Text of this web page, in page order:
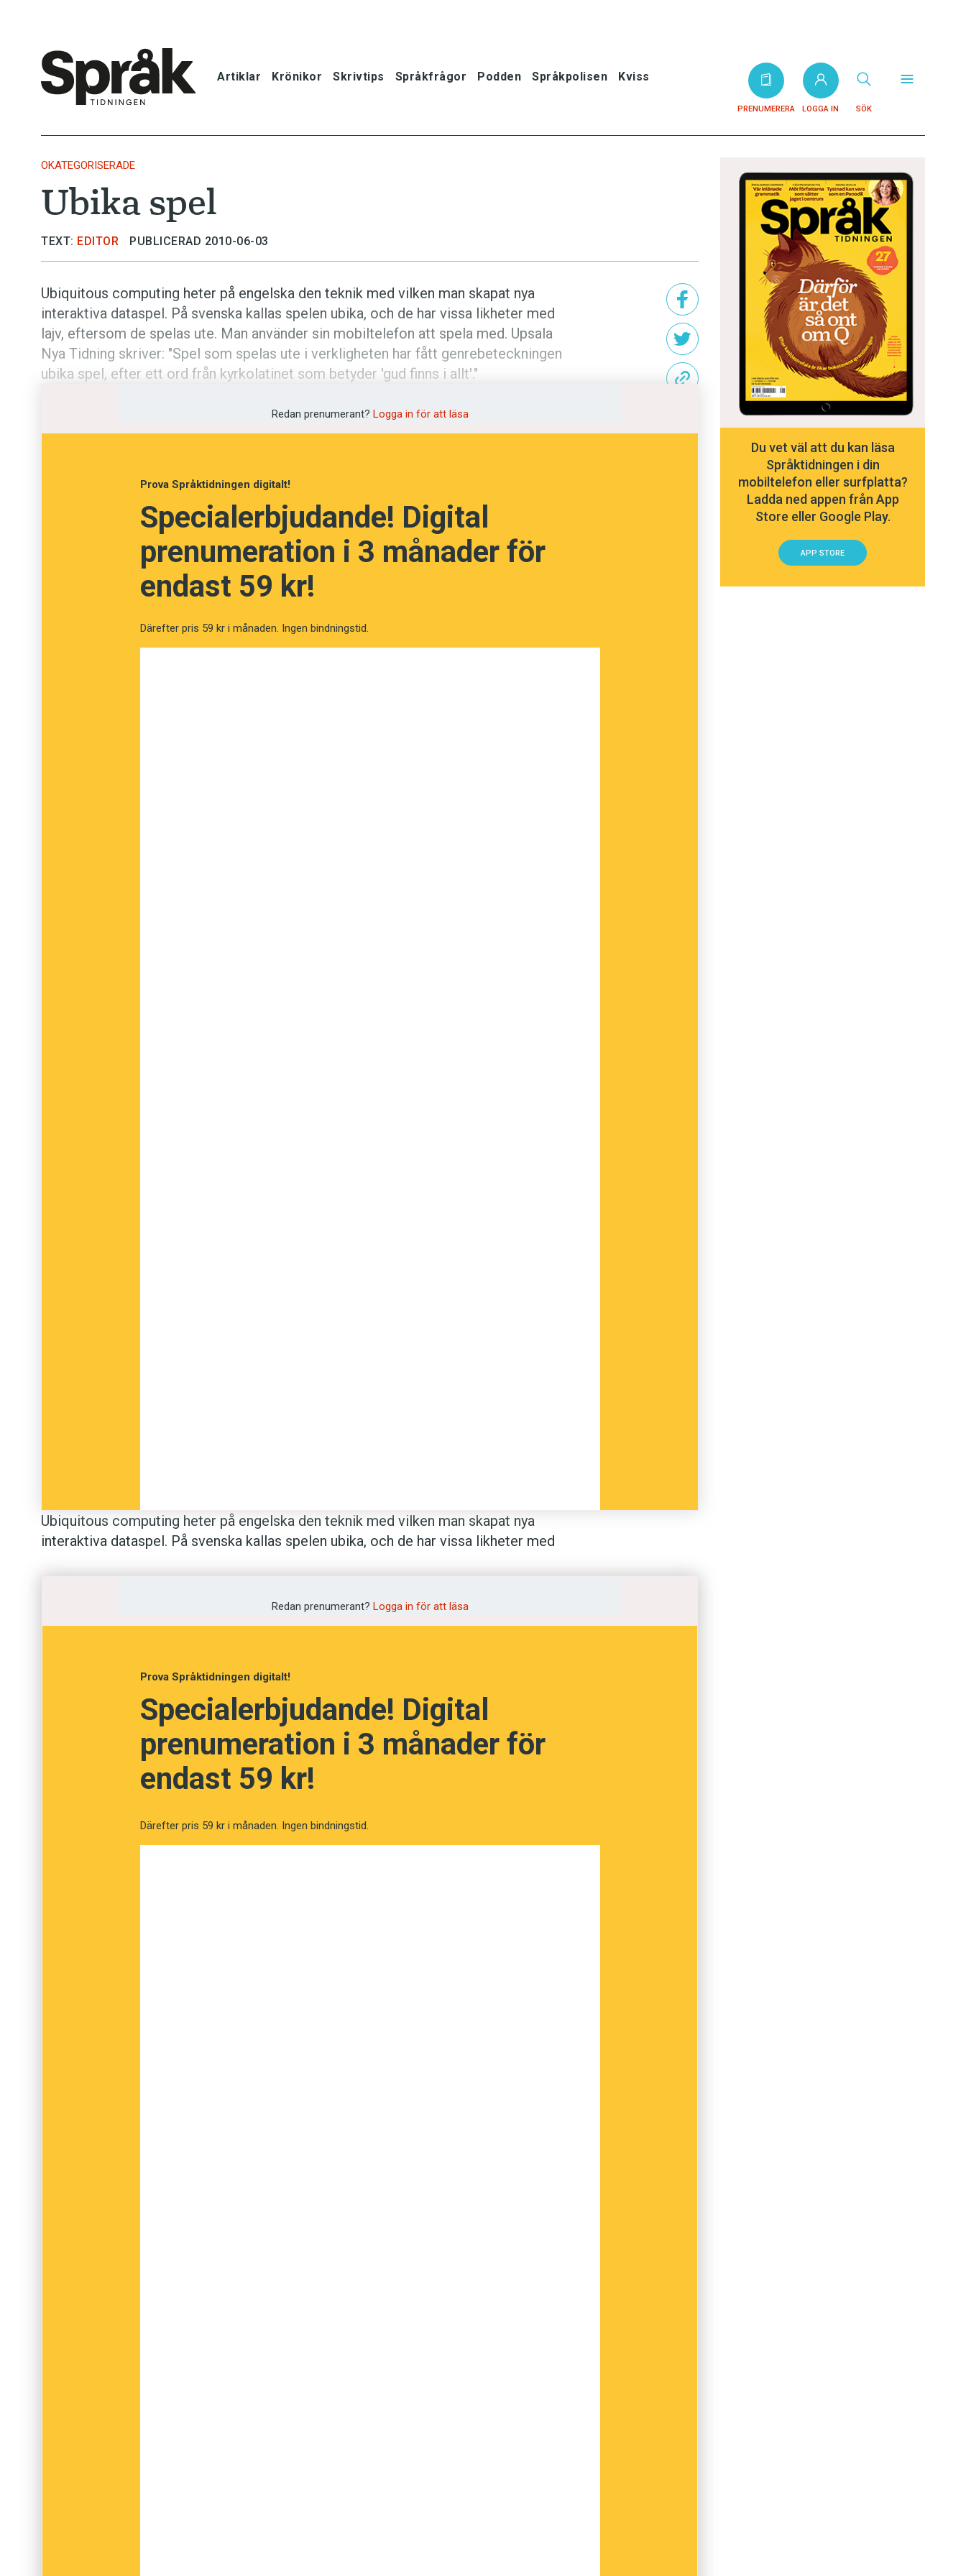
Artiklar Krönikor Skrivtips Språkfrågor Podden Språkpolisen Kviss
PRENUMERERA LOGGA IN SÖK
Språkfrågor
Bokrecensioner
Kviss
Anmäl till språkpolisen
Annonsera
Prenumerera
Läs Språktidningen digitalt
Press
OKATEGORISERADE
Ubika spel
TEXT: EDITOR PUBLICERAD 2010-06-03
Ubiquitous computing heter på engelska den teknik med vilken man skapat nya
interaktiva dataspel. På svenska kallas spelen ubika, och de har vissa likheter med
lajv, eftersom de spelas ute. Man använder sin mobiltelefon att spela med. Upsala
Nya Tidning skriver: "Spel som spelas ute i verkligheten har fått genrebeteckningen
ubika spel, efter ett ord från kyrkolatinet som betyder 'gud finns i allt'."
Redan prenumerant? Logga in för att läsa
Prova Språktidningen digitalt!
Specialerbjudande! Digital
prenumeration i 3 månader för
endast 59 kr!
Därefter pris 59 kr i månaden. Ingen bindningstid.
Ubiquitous computing heter på engelska den teknik med vilken man skapat nya
interaktiva dataspel. På svenska kallas spelen ubika, och de har vissa likheter med
ubika spel, efter ett ord från kyrkolatinet som betyder ’gud finns i allt’.”
Redan prenumerant? Logga in för att läsa
Prova Språktidningen digitalt!
Specialerbjudande! Digital
prenumeration i 3 månader för
endast 59 kr!
Därefter pris 59 kr i månaden. Ingen bindningstid.
Du vet väl att du kan läsa
Språktidningen i din
mobiltelefon eller surfplatta?
Ladda ned appen från App
Store eller Google Play.
APP STORE